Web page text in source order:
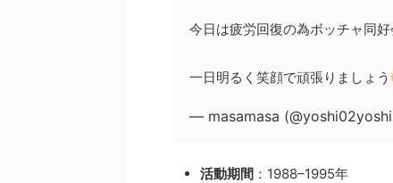
今日は疲労回復の為ボッチャ同
一日明るく笑顔で頑張りましょう
— masamasa
活動期間 ：1988–1995年